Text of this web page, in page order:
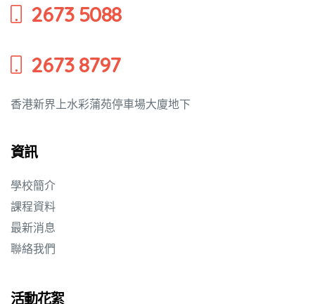
2673 5088
2673 8797
香港新界上水彩蒲苑停車場大廈地下
資訊
學校簡介
課程資料
最新消息
聯絡我們
活動花絮
養幼兒